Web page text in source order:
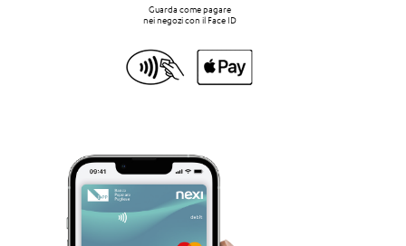
Guarda come pagare
nei negozi con il Face ID